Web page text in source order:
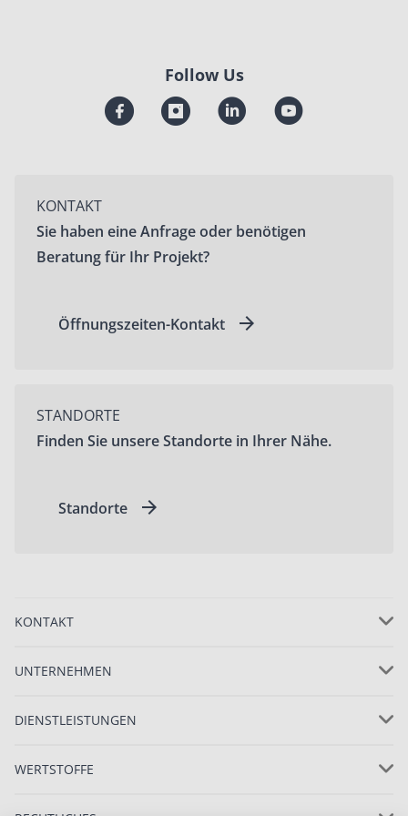
Follow Us
KONTAKT
Sie haben eine Anfrage oder benötigen
Beratung für Ihr Projekt?
Öffnungszeiten-Kontakt
STANDORTE
Finden Sie unsere Standorte in Ihrer Nähe.
Standorte
KONTAKT
UNTERNEHMEN
DIENSTLEISTUNGEN
WERTSTOFFE